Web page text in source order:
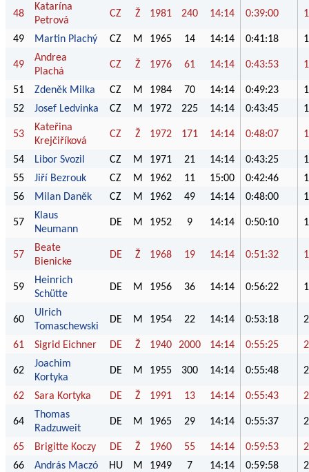
48
Katarína
Petrová
CZ Ž 1981 240 14:14 0:39:00
49 Martin Plachý CZ M 1965 14 14:14 0:41:18
49
Andrea
Plachá
CZ Ž 1976 61 14:14 0:43:53
51 Zdeněk Milka CZ M 1984 70 14:14 0:49:23
52
Josef Ledvinka CZ M 1972 225 14:14 0:43:45
53
Kateřina
Krejčiříková
CZ Ž 1972 171 14:14 0:48:07
54 Libor Svozil CZ M 1971 21 14:14 0:43:25
55
Jiří Bezrouk CZ M 1962 11 15:00 0:42:46
56
Milan Daněk CZ M 1962 49 14:14 0:48:00
57
Klaus
Neumann
DE M 1952 9 14:14 0:50:10
57
Beate
Bienicke
DE Ž 1968 19 14:14 0:51:32
59
Heinrich
Schütte
DE M 1956 36 14:14 0:56:22
60
Ulrich
Tomaschewski
DE M 1954 22 14:14 0:53:18
61 Sigrid Eichner DE Ž 1940 2000 14:14 0:55:25
62
Joachim
Kortyka
DE M 1955 300 14:14 0:55:48
62 Sara Kortyka DE Ž 1991 13 14:14 0:55:43
64
Thomas
Radzuweit
DE M 1965 29 14:14 0:55:37
65 Brigitte Koczy DE Ž 1960 55 14:14 0:59:53
66
András Maczó HU M 1949 7 14:14 0:59:58